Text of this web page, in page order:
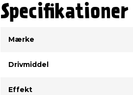
Specifikationer
Mærke
Drivmiddel
Effekt